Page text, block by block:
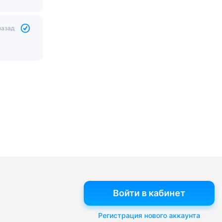
Войти в кабинет
Регистрация нового аккаунта